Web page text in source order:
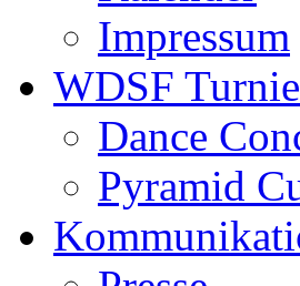
Impressum
WDSF
Dance
Pyramid